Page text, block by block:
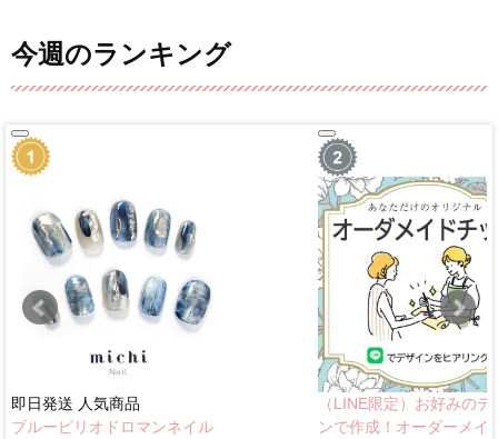
今週のランキング
即日発送 人気商品
ブルーピリオドロマンネイル
（LINE限定）お好みのデ
ンで作成！オーダーメイ